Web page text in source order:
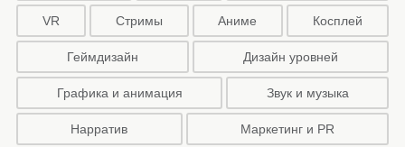
VR Стримы Аниме Косплей
Геймдизайн Дизайн уровней
Графика и анимация Звук и музыка
Нарратив Маркетинг и PR